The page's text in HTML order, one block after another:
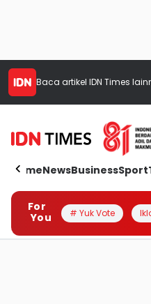
Baca artikel IDN Times
HomeNewsBusinessSport
For
You
# Yuk Vote